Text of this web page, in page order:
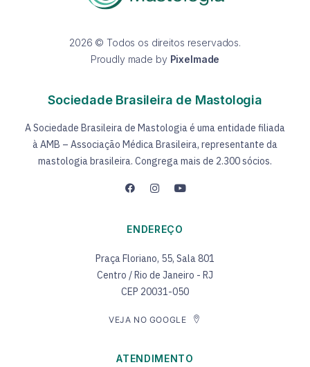
2026 © Todos os direitos reservados.
Proudly made by Pixelmade
Sociedade Brasileira de Mastologia
A Sociedade Brasileira de Mastologia é uma entidade filiada
à AMB – Associação Médica Brasileira, representante da
mastologia brasileira. Congrega mais de 2.300 sócios.
ENDEREÇO
Praça Floriano, 55, Sala 801
Centro / Rio de Janeiro - RJ
CEP 20031-050
VEJA NO GOOGLE
ATENDIMENTO